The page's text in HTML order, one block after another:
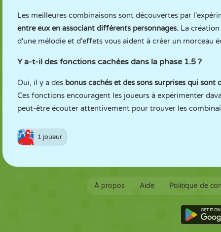
Les meilleures combinaisons sont découvertes par
entre eux en associant différents personnages. La
d'une mélodie et d'effets vous aident à créer un morceau
Y a-t-il des fonctions cachées dans la phase 1.5 ?
Oui, il y a des bonus cachés et des sons surprises qui
Ces fonctions encouragent les joueurs à expérimenter
peut-être écouter attentivement pour trouver les
1 joueur
À propos Aide Politique de